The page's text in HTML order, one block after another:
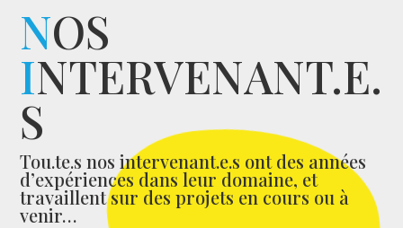
NOS
INTERVENANT.E.
S
Tou.te.s nos intervenant.e.s ont des années
d’expériences dans leur domaine, et
travaillent sur des projets en cours ou à
venir…